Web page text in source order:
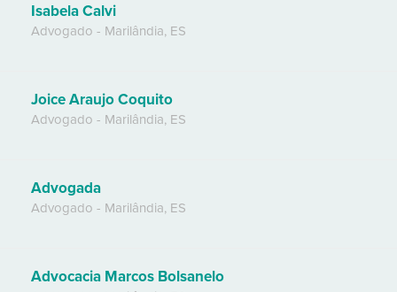
Isabela Calvi
Advogado - Marilândia, ES
Joice Araujo Coquito
Advogado - Marilândia, ES
Advogada
Advogado - Marilândia, ES
Advocacia Marcos Bolsanelo